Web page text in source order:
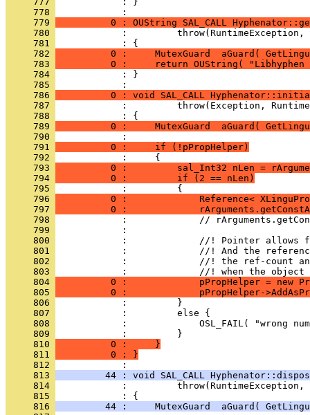
     778
     779
0 : OUString SAL_CALL
     780
     781
     782
0 :     MutexGuard  aGuard(
     783
0 :     return OUString( "Libhyphen
     784
            : }
     785
     786
0 : void SAL_CALL
     787
     788
     789
0 :     MutexGuard  aGuard(
     790
     791
          0 :     if (!pPropHelper)
     792
     793
0 :         sal_Int32 nLen =
     794
          0 :         if (2 == nLen)
     795
     796
0 :             Reference<
     797
0 :
     798
     799
     800
     801
     802
     803
     804
0 :             pPropHelper = new
     805
0 :             pPropHelper-
     806
     807
     808
     809
     810
          0 :     }
     811
          0 : }
     812
     813
44 : void SAL_CALL
     814
     815
     816
44 :     MutexGuard  aGuard(